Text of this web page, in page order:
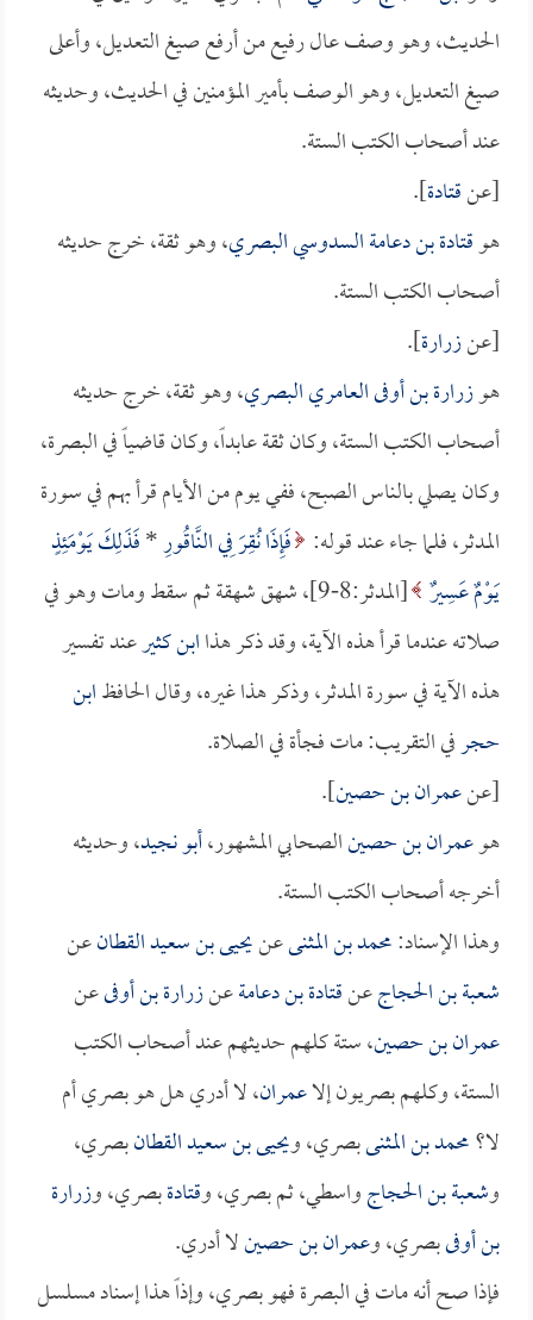
الحديث، وهو وصف عال رفيع من أرفع صيغ التعديل، وأعلى
صيغ التعديل، وهو الوصف بأمير المؤمنين في الحديث، وحديثه
عند أصحاب الكتب الستة.
[عنقتادة].
هوقتادة بن دعامة السدوسي البصري، وهو ثقة، خرج حديثه
أصحاب الكتب الستة.
[عنزرارة].
هوزرارة بن أوفى العامري البصري، وهو ثقة، خرج حديثه
أصحاب الكتب الستة، وكان ثقة عابداً، وكان قاضياً في البصرة،
وكان يصلي بالناس الصبح، ففي يوم من الأيام قرأ بهم في سورة
المدثر، فلما جاء عند قوله: فَإِذَا نُقِرَ فِي النَّاقُورِ*فَذَلِكَ يَوْمَئِذٍ
يَوْمٌ عَسِيرٌ
[المدثر:8-9]، شهق شهقة ثم سقط ومات وهو في
صلاته عندما قرأ هذه الآية، وقد ذكر هذاابن كثيرعند تفسير
هذه الآية في سورة المدثر، وذكر هذا غيره، وقال الحافظابن
حجرفي التقريب: مات فجأة في الصلاة.
[عنعمران بن حصين].
هوعمران بن حصينالصحابي المشهور،أبو نجيد، وحديثه
أخرجه أصحاب الكتب الستة.
وهذا الإسناد:محمد بن المثنىعنيحيى بن سعيد القطانعن
شعبة بن الحجاجعنقتادة بن دعامةعنزرارة بن أوفىعن
عمران بن حصين، ستة كلهم حديثهم عند أصحاب الكتب
الستة، وكلهم بصريون إلاعمران، لا أدري هل هو بصري أم
لا؟محمد بن المثنىبصري، ويحيى بن سعيد القطانبصري،
وشعبة بن الحجاجواسطي، ثم بصري، وقتادةبصري، وزرارة
بن أوفىبصري، وعمران بن حصينلا أدري.
فإذا صح أنه مات في البصرة فهو بصري، وإذاً هذا إسناد مسلسل